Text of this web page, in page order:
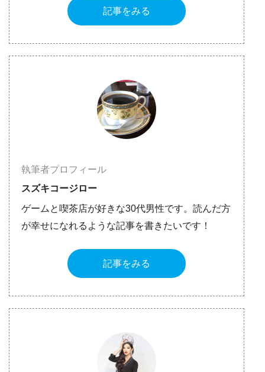
記事をみる
執筆者プロフィール
スズキコージロー
ゲームと喫茶店が好きな30代男性です。読んだ方
が幸せになれるような記事を書きたいです！
記事をみる